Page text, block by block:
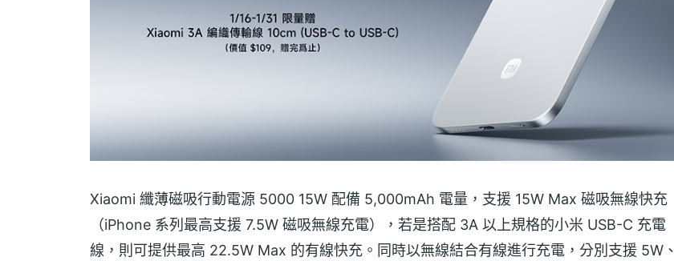
Xiaomi 纖薄磁吸行動電源 5000 15W 配備 5,000mAh 電量，支援 15W Max 磁吸無線快充
（iPhone 系列最高支援 7.5W 磁吸無線充電），若是搭配 3A 以上規格的小米 USB-C 充電
線，則可提供最高 22.5W Max 的有線快充。同時以無線結合有線進行充電，分別支援 5W、